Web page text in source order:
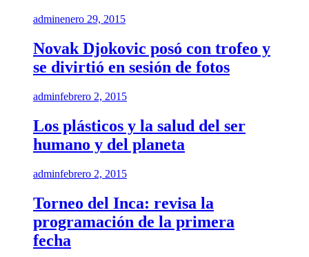
adminenero 29, 2015
Novak Djokovic posó con trofeo y
se divirtió en sesión de fotos
adminfebrero 2, 2015
Los plásticos y la salud del ser
humano y del planeta
adminfebrero 2, 2015
Torneo del Inca: revisa la
programación de la primera
fecha